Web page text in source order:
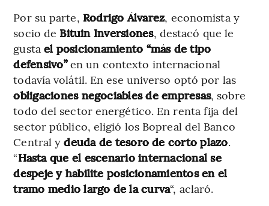
Por su parte, Rodrigo Álvarez, economista y
socio de Bituin Inversiones, destacó que le
gusta el posicionamiento “más de tipo
defensivo”en un contexto internacional
todavía volátil. En ese universo optó por las
obligaciones negociables de empresas, sobre
todo del sector energético. En renta fija del
sector público, eligió los Bopreal del Banco
Central ydeuda de tesoro de corto plazo.
“Hasta que el escenario internacional se
despeje y habilite posicionamientos en el
tramo medio largo de la curva“, aclaró.